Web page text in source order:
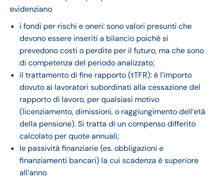
evidenziano
i fondi per rischi e oneri: sono valori presunti che
devono essere inseriti a bilancio poiché si
prevedono costi o perdite per il futuro, ma che sono
di competenza del periodo analizzato;
il trattamento di fine rapporto (tTFR): è l’importo
dovuto ai lavoratori subordinati alla cessazione del
rapporto di lavoro, per qualsiasi motivo
(licenziamento, dimissioni, o raggiungimento dell’età
della pensione). Si tratta di un compenso differito
calcolato per quote annuali;
le passività finanziarie (es. obbligazioni e
finanziamenti bancari) la cui scadenza è superiore
all’anno